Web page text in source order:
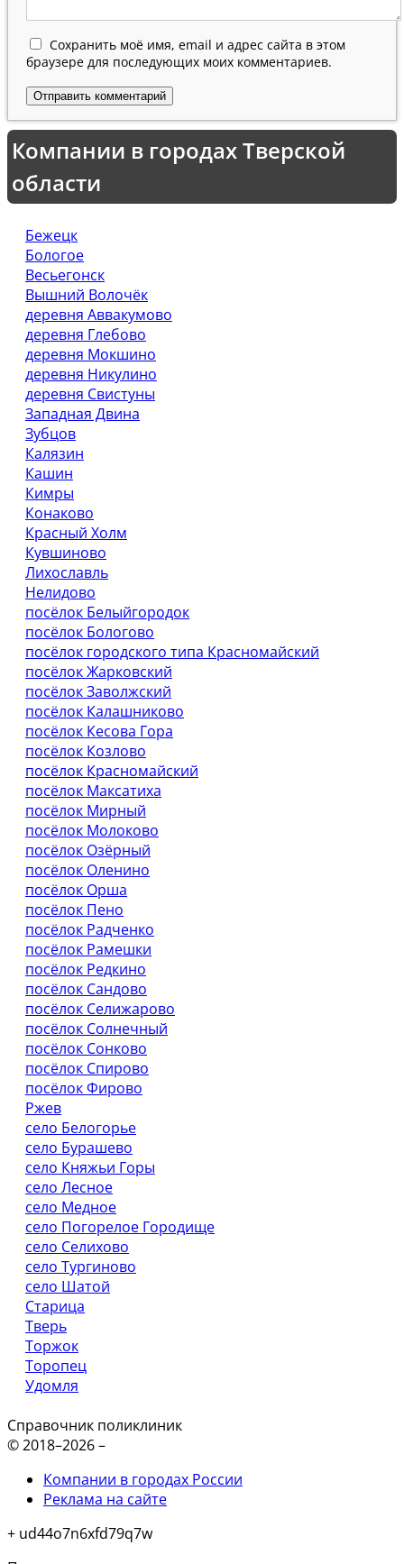
Сохранить моё имя, email и адрес сайта в этом
браузере для последующих моих комментариев.
Компании в городах Тверской
области
Бежецк
Бологое
Весьегонск
Вышний Волочёк
деревня Аввакумово
деревня Глебово
деревня Мокшино
деревня Никулино
деревня Свистуны
Западная Двина
Зубцов
Калязин
Кашин
Кимры
Конаково
Красный Холм
Кувшиново
Лихославль
Нелидово
посёлок Белыйгородок
посёлок Бологово
посёлок городского типа Красномайский
посёлок Жарковский
посёлок Заволжский
посёлок Калашниково
посёлок Кесова Гора
посёлок Козлово
посёлок Красномайский
посёлок Максатиха
посёлок Мирный
посёлок Молоково
посёлок Озёрный
посёлок Оленино
посёлок Орша
посёлок Пено
посёлок Радченко
посёлок Рамешки
посёлок Редкино
посёлок Сандово
посёлок Селижарово
посёлок Солнечный
посёлок Сонково
посёлок Спирово
посёлок Фирово
Ржев
село Белогорье
село Бурашево
село Княжьи Горы
село Лесное
село Медное
село Погорелое Городище
село Селихово
село Тургиново
село Шатой
Старица
Тверь
Торжок
Торопец
Удомля
Справочник поликлиник
© 2018–2026 –
Компании в городах России
Реклама на сайте
+ ud44o7n6xfd79q7w